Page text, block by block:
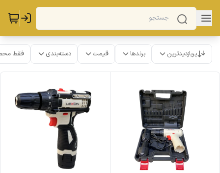
پربازدیدترین برندها قیمت دسته‌بندی فقط